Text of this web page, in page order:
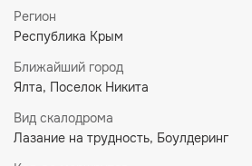
Регион
Республика Крым
Ближайший город
Ялта, Поселок Никита
Вид скалодрома
Лазание на трудность, Боулдеринг